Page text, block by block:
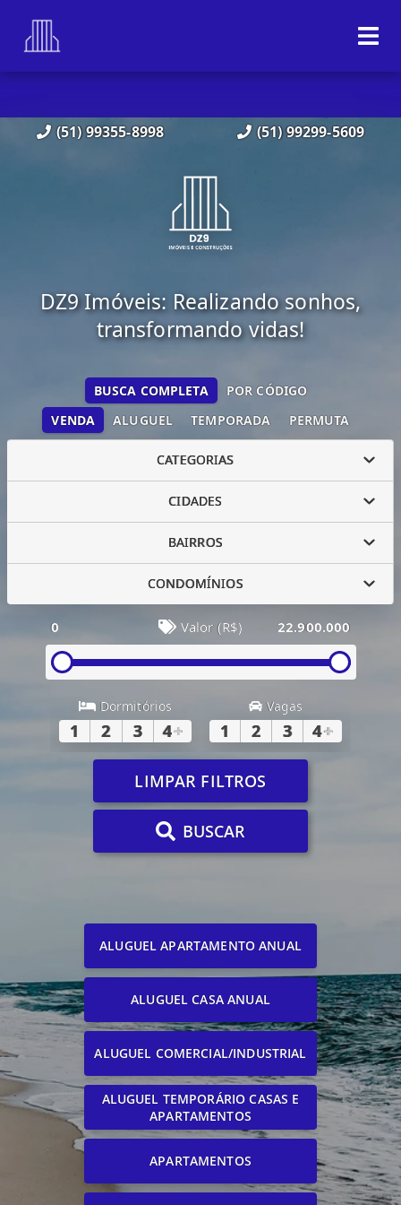
(51) 99355-8998 (51) 99299-5609
DZ9 Imóveis: Realizando sonhos,
transformando vidas!
VENDA ALUGUEL TEMPORADA PERMUTA
BUSCA COMPLETA POR CÓDIGO
CATEGORIAS
CIDADES
BAIRROS
CONDOMÍNIOS
0 Valor (R$) 22.900.000
Dormitórios
1 2 3 4+
Vagas
1 2 3 4+
LIMPAR FILTROS
BUSCAR
ALUGUEL APARTAMENTO ANUAL
ALUGUEL CASA ANUAL
ALUGUEL COMERCIAL/INDUSTRIAL
ALUGUEL TEMPORÁRIO CASAS E
APARTAMENTOS
APARTAMENTOS